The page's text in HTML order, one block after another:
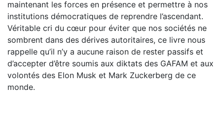
maintenant les forces en présence et permettre à nos
institutions démocratiques de reprendre l’ascendant.
Véritable cri du cœur pour éviter que nos sociétés ne
sombrent dans des dérives autoritaires, ce livre nous
rappelle qu’il n’y a aucune raison de rester passifs et
d’accepter d’être soumis aux diktats des GAFAM et aux
volontés des Elon Musk et Mark Zuckerberg de ce
monde.